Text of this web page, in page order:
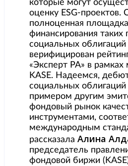
которые могут
оценку ESG-проектов.
полноценная
финансирования таких
социальных
верифицирован
«Эксперт РА» в
KASE. Надеемся,
социальных
примером другим
фондовый рынок
инструментами,
международным
рассказала Алина
председатель
фондовой биржи